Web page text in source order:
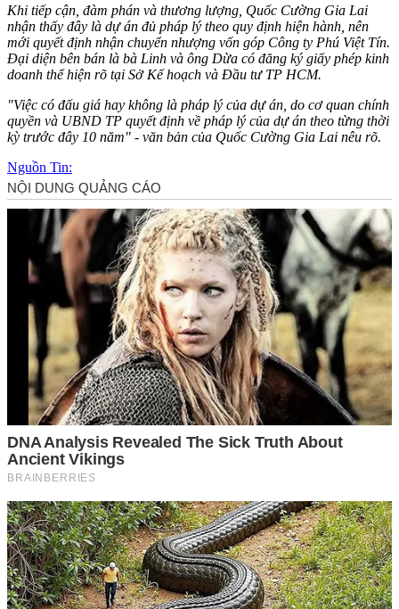
Khi tiếp cận, đàm phán và thương lượng, Quốc Cường Gia Lai
nhận thấy đây là dự án đủ pháp lý theo quy định hiện hành, nên
mới quyết định nhận chuyển nhượng vốn góp Công ty Phú Việt Tín.
Đại diện bên bán là bà Linh và ông Dừa có đăng ký giấy phép kinh
doanh thể hiện rõ tại Sở Kế hoạch và Đầu tư TP HCM.
"Việc có đấu giá hay không là pháp lý của dự án, do cơ quan chính
quyền và UBND TP quyết định về pháp lý của dự án theo từng thời
kỳ trước đây 10 năm" - văn bản của Quốc Cường Gia Lai nêu rõ.
Nguồn Tin: